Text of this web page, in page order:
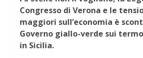
Congresso di Verona e le
maggiori sull’economia è
Governo giallo-verde sui
in Sicilia.